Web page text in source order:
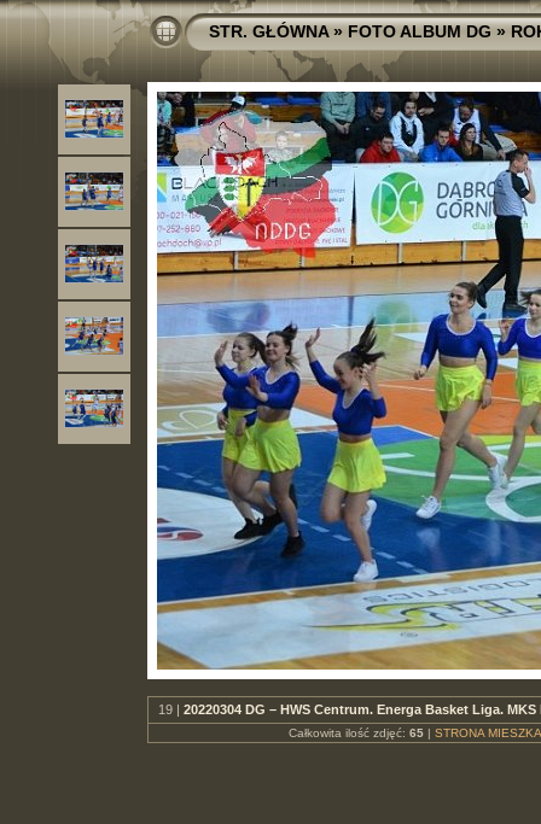
STR. GŁÓWNA»FOTO ALBUM DG»
19 | 20220304 DG – HWS Centrum. Energa Basket Liga.
Całkowita ilość zdjęć: 65| STRONA